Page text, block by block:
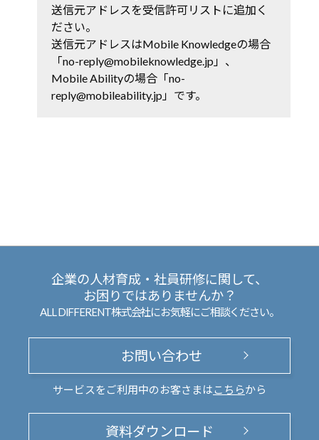
送信元アドレスを受信許可リストに追加く
ださい。
送信元アドレスはMobile Knowledgeの場合
「no-reply@mobileknowledge.jp」、
Mobile Abilityの場合「no-
reply@mobileability.jp」です。
企業の人材育成・社員研修に関して、
お困りではありませんか？
ALL DIFFERENT株式会社にお気軽にご相談ください。
お問い合わせ
サービスをご利用中のお客さまは こちらから
資料ダウンロード